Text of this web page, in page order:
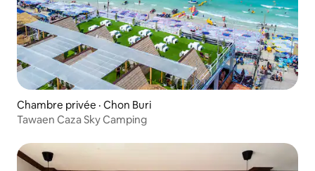
Chambre privée · Chon Buri
Tawaen Caza Sky Camping